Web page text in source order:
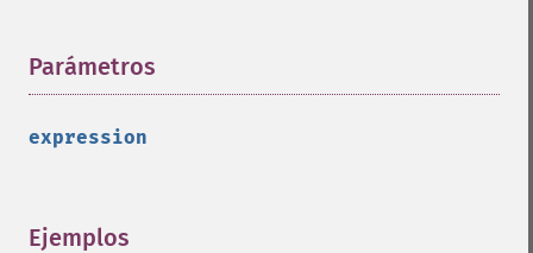
Parámetros
expression
Ejemplos